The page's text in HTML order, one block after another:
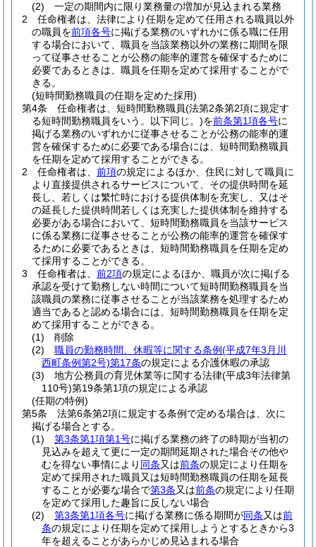
(2)
一定の期間内に限り業務量の増加が見込まれる業務
2
任命権者は、法律により任期を定めて任用される職員以外
の職員を前項各号に掲げる業務のいずれかに係る職に任用
する場合において、職員を当該業務以外の業務に期間を限
って従事させることが公務の能率的運営を確保するために
必要であるときは、職員を任期を定めて採用することがで
きる。
(短時間勤務職員の任期を定めた採用)
第4条
任命権者は、短時間勤務職員(法第2条第2項に規定す
る短時間勤務職員をいう。以下同じ。)を前条第1項各号に
掲げる業務のいずれかに従事させることが公務の能率的運
営を確保するために必要である場合には、短時間勤務職員
を任期を定めて採用することができる。
2
任命権者は、 前項の規定によるほか、住民に対して職員に
より直接提供されるサービスについて、その提供時間を延
長し、若しくは繁忙時における提供体制を充実し、又はそ
の延長した提供時間若しくは充実した提供体制を維持する
必要がある場合において、短時間勤務職員を当該サービス
に係る業務に従事させることが公務の能率的運営を確保す
るために必要であるときは、短時間勤務職員を任期を定め
て採用することができる。
3
任命権者は、 前2項の規定によるほか、職員が次に掲げる
承認を受けて勤務しない時間について短時間勤務職員を当
該職員の業務に従事させることが当該業務を処理するため
適当であると認める場合には、短時間勤務職員を任期を定
めて採用することができる。
(1)
削除
(2)
職員の勤務時間、休暇等に関する条例(平成7年3月川
西町条例第2号)第17条の規定による介護休暇の承認
(3)
地方公務員の育児休業等に関する法律(平成3年法律第
110号)第19条第1項の規定による承認
(任期の特例)
第5条
法第6条第2項に規定する条例で定める場合は、次に
掲げる場合とする。
(1)
第3条第1項第1号に掲げる業務の終了の時期が当初の
見込みを超えて更に一定の期間延期された場合その他や
むを得ない事情により 同条又は前条の規定により任期を
定めて採用された職員又は短時間勤務職員の任期を延長
することが必要な場合で第3条又は前条の規定により任期
を定めて採用した趣旨に反しない場合
(2)
第3条第1項各号に掲げる業務に係る期間が同条又は前
条の規定により任期を定めて採用しようとするときから3
年を超えることがあらかじめ見込まれる場合